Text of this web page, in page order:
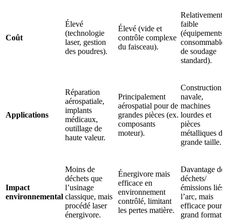
Coût
Élevé
(technologie
laser, gestion
des poudres).
Élevé (vide et
contrôle complexe
du faisceau).
Relativement
faible
(équipements
de soudage
standard).
Applications
Réparation
aérospatiale,
implants
médicaux,
outillage de
haute valeur.
Principalement
aérospatial pour de
grandes pièces (ex.
composants
moteur).
Construction
navale,
machines
lourdes et
pièces
métalliques de
grande taille.
Impact
environnemental
Moins de
déchets que
l’usinage
classique, mais
procédé laser
énergivore.
Énergivore mais
efficace en
environnement
contrôlé, limitant
les pertes matière.
Davantage de
déchets/
émissions liés
l’arc, mais
efficace pour
grand format.